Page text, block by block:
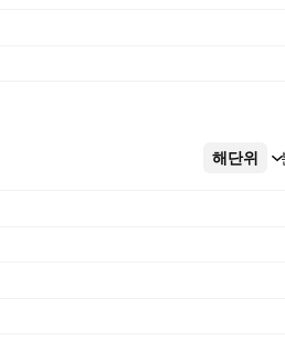
해단위
더보기